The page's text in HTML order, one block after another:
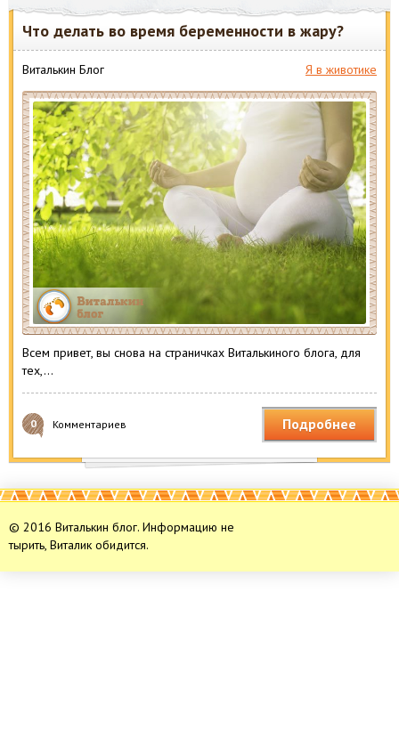
Что делать во время беременности в жару?
Виталькин Блог Я в животике
Всем привет, вы снова на страничках Виталькиного блога, для
тех,…
0 Комментариев Подробнее
© 2016 Виталькин блог. Информацию не
тырить, Виталик обидится.